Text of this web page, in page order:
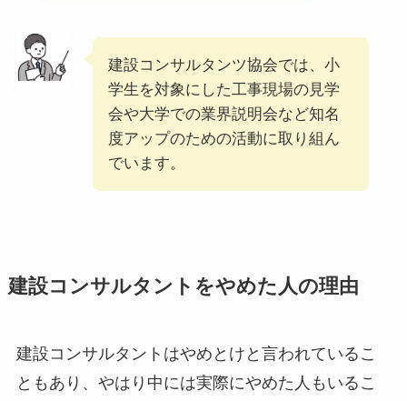
建設コンサルタンツ協会では、小
学生を対象にした工事現場の見学
会や大学での業界説明会など知名
度アップのための活動に取り組ん
でいます。
建設コンサルタントをやめた人の理由
建設コンサルタントはやめとけと言われているこ
ともあり、やはり中には実際にやめた人もいるこ